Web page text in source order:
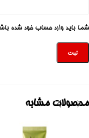
شما باید وارد حساب خود شده
محصولات مشابه